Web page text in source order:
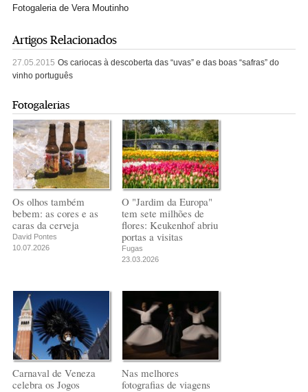
Fotogaleria de Vera Moutinho
Artigos Relacionados
27.05.2015 Os cariocas à descoberta das “uvas” e das boas “safras” do
vinho português
Fotogalerias
Os olhos também
bebem: as cores e as
caras da cerveja
David Pontes
10.07.2026
O "Jardim da Europa"
tem sete milhões de
flores: Keukenhof abriu
portas a visitas
Fugas
23.03.2026
Carnaval de Veneza
celebra os Jogos
Nas melhores
fotografias de viagens